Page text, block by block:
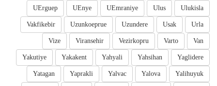
Ulukisla
Ulus
UEmraniye
UEnye
UErguep
Urla
Usak
Uzundere
Uzunkoeprue
Vakfikebir
Van
Varto
Vezirkopru
Viransehir
Vize
Yaglidere
Yahsihan
Yahyali
Yakakent
Yakutiye
Yalihuyuk
Yalova
Yalvac
Yaprakli
Yatagan